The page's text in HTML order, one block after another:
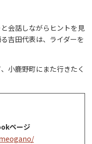
会話しながらヒントを見
吉田代表は、ライダーを
小鹿野町にまた行きたく
ページ